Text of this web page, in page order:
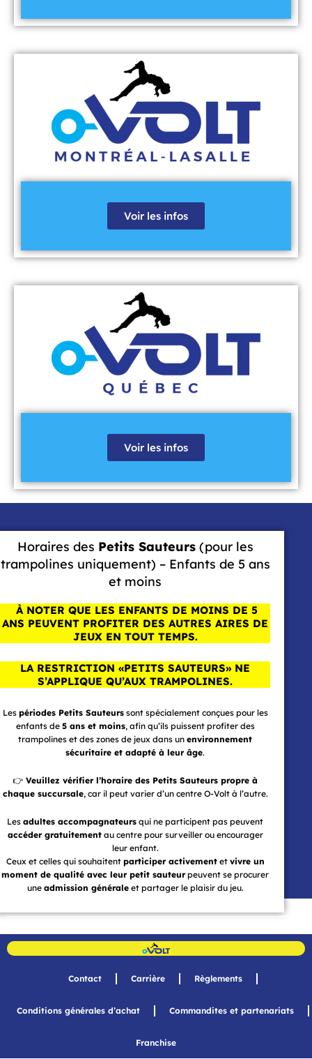
Voir les infos
Voir les infos
Horaires des Petits Sauteurs(pour les
trampolines uniquement) – Enfants de 5 ans
et moins
À NOTER QUE LES ENFANTS DE MOINS DE 5
ANS PEUVENT PROFITER DES AUTRES AIRES DE
JEUX EN TOUT TEMPS.
LA RESTRICTION «PETITS SAUTEURS» NE
S’APPLIQUE QU’AUX TRAMPOLINES.
Les périodes Petits Sauteurssont spécialement conçues pour les
enfants de 5 ans et moins, afin qu’ils puissent profiter des
trampolines et des zones de jeux dans un environnement
sécuritaire et adapté à leur âge.
👉 Veuillez vérifier l’horaire des Petits Sauteurs propre à
chaque succursale, car il peut varier d’un centre O-Volt à l’autre.
Les adultes accompagnateurs qui ne participent pas peuvent
accéder gratuitementau centre pour surveiller ou encourager
leur enfant.
Ceux et celles qui souhaitent participer activementet vivre un
moment de qualité avec leur petit sauteurpeuvent se procurer
une admission généraleet partager le plaisir du jeu.
Contact Carrière Règlements
Conditions générales d’achat Commandites et partenariats
Franchise